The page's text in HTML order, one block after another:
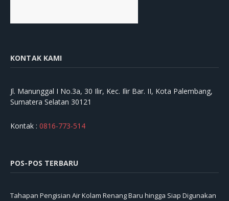
KONTAK KAMI
Jl. Manunggal I No.3a, 30 Ilir, Kec. Ilir Bar. II, Kota Palembang,
Sumatera Selatan 30121
Kontak : 0816-773-514
POS-POS TERBARU
Tahapan Pengisian Air Kolam Renang Baru hingga Siap Digunakan